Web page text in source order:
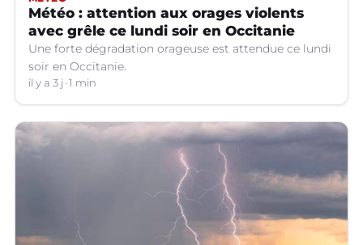
Météo : attention aux orages violents
avec grêle ce lundi soir en Occitanie
Une forte dégradation orageuse est attendue ce lundi
soir en Occitanie.
il y a 3 j 1 min